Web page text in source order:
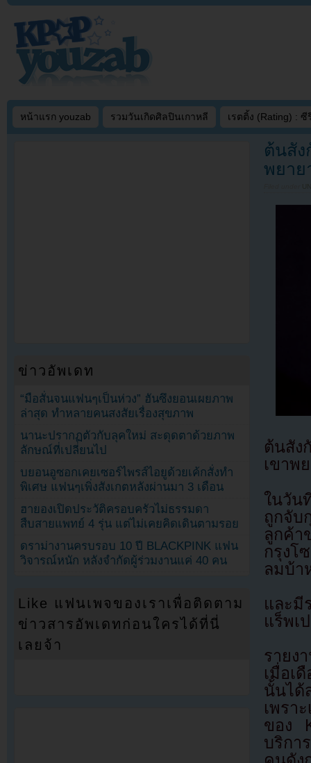
หน้าแรก youzab รวมวันเกิดศิลปินเกาหลี เรตติ้ง (Rating) : ซี
ต้นสัง
พยาย
ต้นสัง
เขาพ
ในวัน
ถูกจับ
ลูกค้า
กรุงโ
ลมบ้า
และมี
แร็พเ
รายง
เมื่อเ
นั้นได้
เพรา
ของ
บริกา
ข่าวอัพเดท
“มือสั่นจนแฟนๆเป็นห่วง” ฮันซึงยอนเผยภาพ
ล่าสุด ทำหลายคนสงสัยเรื่องสุขภาพ
นานะปรากฏตัวกับลุคใหม่ สะดุดตาด้วยภาพ
ลักษณ์ที่เปลี่ยนไป
บยอนอูซอกเคยเซอร์ไพรส์ไอยูด้วยเค้กสั่งทำ
พิเศษ แฟนๆเพิ่งสังเกตหลังผ่านมา 3 เดือน
ฮายองเปิดประวัติครอบครัวไม่ธรรมดา
สืบสายแพทย์ 4 รุ่น แต่ไม่เคยคิดเดินตามรอย
ดราม่างานครบรอบ 10 ปี BLACKPINK แฟน
วิจารณ์หนัก หลังจำกัดผู้ร่วมงานแค่ 40 คน
Like แฟนเพจของเราเพื่อติดตาม
ข่าวสารอัพเดทก่อนใครได้ที่นี่
เลยจ้า